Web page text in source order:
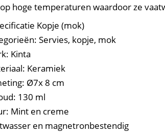
hoge temperaturen waardoor ze
Kopje (mok)
Servies, kopje, mok
Kinta
Keramiek
Ø7x 8 cm
130 ml
Mint en creme
en magnetronbestendig